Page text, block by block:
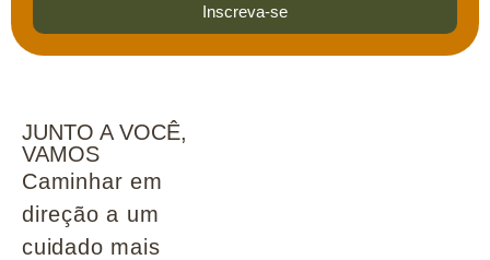
Inscreva-se
JUNTO A VOCÊ,
VAMOS
Caminhar em
direção a um
cuidado mais